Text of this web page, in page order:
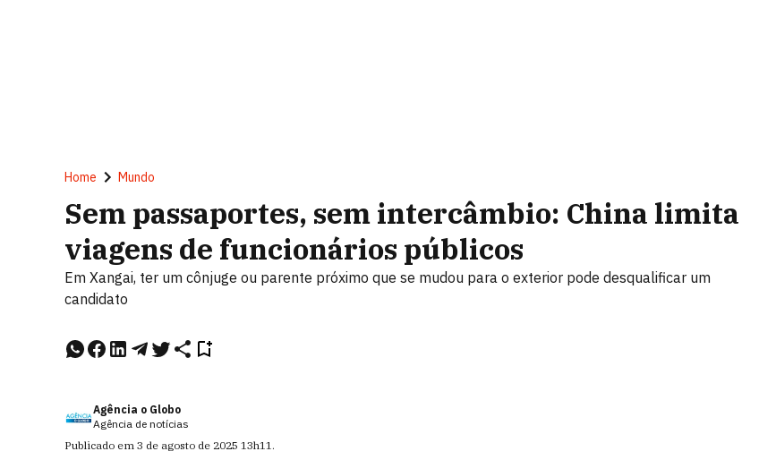
Home Mundo
Sem passaportes, sem intercâmbio: China limita
viagens de funcionários públicos
Em Xangai, ter um cônjuge ou parente próximo que se mudou para o exterior pode desqualificar um
candidato
Agência o Globo
Agência de notícias
Publicado em 3 de agosto de 2025 13h11.